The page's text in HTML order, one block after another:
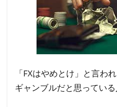
で取
引し
てし
から
1.4
理由
「FXはやめとけ」と言わ
ギャンブルだと思っている